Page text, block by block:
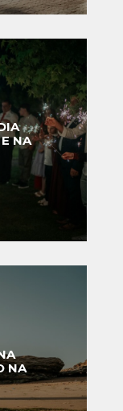
NA
NA